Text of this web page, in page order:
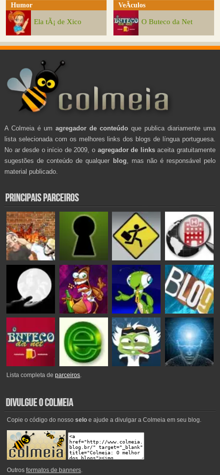
Humor
Ela tÃ¡ de Xico
VeÃ­culos
O Buteco da Net
A Colmeia é um agregador de conteúdo que publica diariamente uma
lista selecionada com os melhores links dos blogs de língua portuguesa.
No ar desde o início de 2009, o agregador de linksaceita gratuitamente
sugestões de conteúdo de qualquer blog , mas não é responsável pelo
material publicado.
Lista completa deparceiros.
Copie o código do nosso seloe ajude a divulgar a Colmeia em seu blog.
Outros formatos de banners.